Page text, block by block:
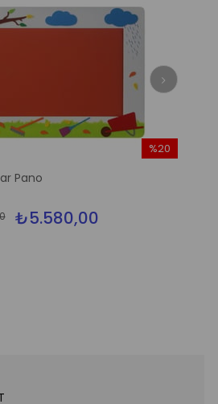
Pano
₺5.580,00
%20